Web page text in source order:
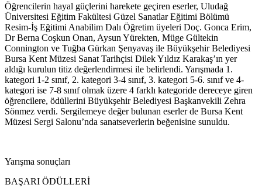
Öğrencilerin hayal güçlerini harekete geçiren eserler, Uludağ
Üniversitesi Eğitim Fakültesi Güzel Sanatlar Eğitimi Bölümü
Resim-İş Eğitimi Anabilim Dalı Öğretim üyeleri Doç. Gonca Erim,
Dr Berna Coşkun Onan, Aysun Yürekten, Müge Gültekin
Connington ve Tuğba Gürkan Şenyavaş ile Büyükşehir Belediyesi
Bursa Kent Müzesi Sanat Tarihçisi Dilek Yıldız Karakaş’ın yer
aldığı kurulun titiz değerlendirmesi ile belirlendi. Yarışmada 1.
kategori 1-2 sınıf, 2. kategori 3-4 sınıf, 3. kategori 5-6. sınıf ve 4-
kategori ise 7-8 sınıf olmak üzere 4 farklı kategoride dereceye giren
öğrencilere, ödüllerini Büyükşehir Belediyesi Başkanvekili Zehra
Sönmez verdi. Sergilemeye değer bulunan eserler de Bursa Kent
Müzesi Sergi Salonu’nda sanatseverlerin beğenisine sunuldu.
Yarışma sonuçları
BAŞARI ÖDÜLLERİ